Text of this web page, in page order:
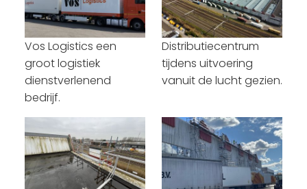
Vos Logistics een
groot logistiek
dienstverlenend
bedrijf.
Distributiecentrum
tijdens uitvoering
vanuit de lucht gezien.